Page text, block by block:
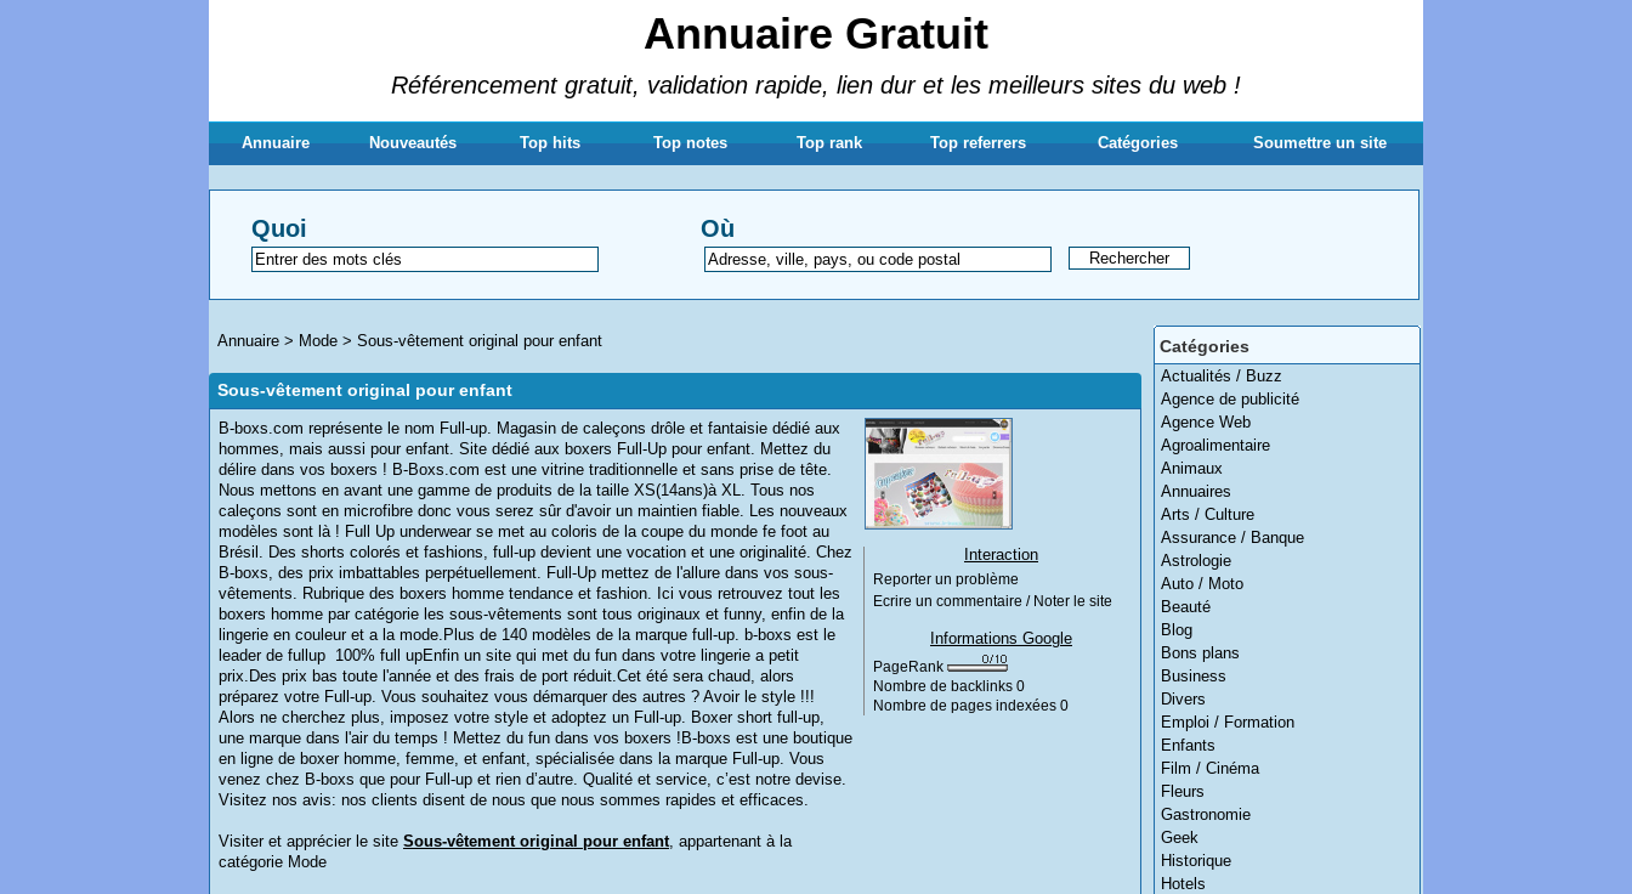
Annuaire Gratuit
Référencement gratuit, validation rapide, lien dur et les meilleurs sites du web !
Annuaire Nouveautés Top hits Top notes Top rank Top referrers Catégories Soumettre un site
Quoi Où
Catégories
Actualités / Buzz
Agence de publicité
Agence Web
Agroalimentaire
Animaux
Annuaires
Arts / Culture
Assurance / Banque
Astrologie
Auto / Moto
Beauté
Blog
Bons plans
Business
Divers
Emploi / Formation
Enfants
Film / Cinéma
Fleurs
Gastronomie
Geek
Historique
Hotels
Annuaire > Mode > Sous-vêtement original pour enfant
Sous-vêtement original pour enfant
B-boxs.com représente le nom Full-up. Magasin de caleçons drôle et fantaisie dédié aux
hommes, mais aussi pour enfant. Site dédié aux boxers Full-Up pour enfant. Mettez du
délire dans vos boxers ! B-Boxs.com est une vitrine traditionnelle et sans prise de tête.
Nous mettons en avant une gamme de produits de la taille XS(14ans)à XL. Tous nos
caleçons sont en microfibre donc vous serez sûr d'avoir un maintien fiable. Les nouveaux
modèles sont là ! Full Up underwear se met au coloris de la coupe du monde fe foot au
Brésil. Des shorts colorés et fashions, full-up devient une vocation et une originalité. Chez
B-boxs, des prix imbattables perpétuellement. Full-Up mettez de l'allure dans vos sous-
vêtements. Rubrique des boxers homme tendance et fashion. Ici vous retrouvez tout les
boxers homme par catégorie les sous-vêtements sont tous originaux et funny, enfin de la
lingerie en couleur et a la mode.Plus de 140 modèles de la marque full-up. b-boxs est le
leader de fullup 100% full upEnfin un site qui met du fun dans votre lingerie a petit
prix.Des prix bas toute l'année et des frais de port réduit.Cet été sera chaud, alors
préparez votre Full-up. Vous souhaitez vous démarquer des autres ? Avoir le style !!!
Alors ne cherchez plus, imposez votre style et adoptez un Full-up. Boxer short full-up,
une marque dans l'air du temps ! Mettez du fun dans vos boxers !B-boxs est une boutique
en ligne de boxer homme, femme, et enfant, spécialisée dans la marque Full-up. Vous
venez chez B-boxs que pour Full-up et rien d’autre. Qualité et service, c’est notre devise.
Visitez nos avis: nos clients disent de nous que nous sommes rapides et efficaces.
Visiter et apprécier le site Sous-vêtement original pour enfant, appartenant à la
catégorie Mode
Interaction
Reporter un problème
Ecrire un commentaire / Noter le site
Informations Google
PageRank
Nombre de backlinks 0
Nombre de pages indexées 0